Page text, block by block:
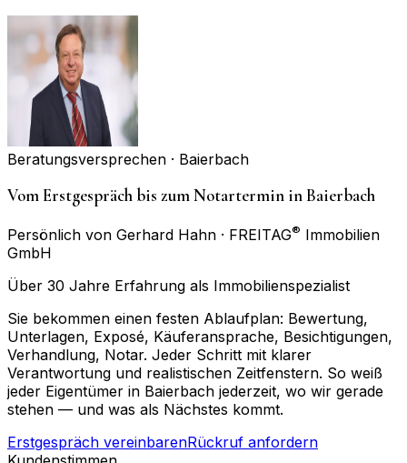
Beratungsversprechen · Baierbach
Vom Erstgespräch bis zum Notartermin in Baierbach
Persönlich von Gerhard Hahn · FREITAG® Immobilien
GmbH
Über 30 Jahre Erfahrung als Immobilienspezialist
Sie bekommen einen festen Ablaufplan: Bewertung,
Unterlagen, Exposé, Käuferansprache, Besichtigungen,
Verhandlung, Notar. Jeder Schritt mit klarer
Verantwortung und realistischen Zeitfenstern. So weiß
jeder Eigentümer in Baierbach jederzeit, wo wir gerade
stehen — und was als Nächstes kommt.
Erstgespräch vereinbarenRückruf anfordern